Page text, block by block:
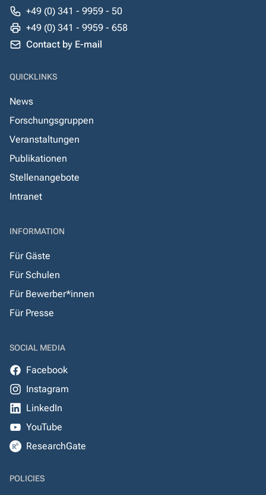
+49 (0) 341 - 9959 - 50
+49 (0) 341 - 9959 - 658
Contact by E-mail
QUICKLINKS
News
Forschungsgruppen
Veranstaltungen
Publikationen
Stellenangebote
Intranet
INFORMATION
Für Gäste
Für Schulen
Für Bewerber*innen
Für Presse
SOCIAL MEDIA
Facebook
Instagram
LinkedIn
YouTube
ResearchGate
POLICIES